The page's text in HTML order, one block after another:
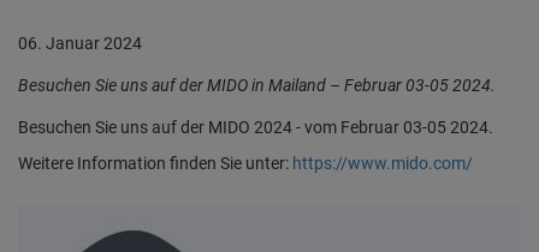
06. Januar 2024
Besuchen Sie uns auf der MIDO in Mailand – Februar 03-05 2024.
Besuchen Sie uns auf der MIDO 2024 - vom Februar 03-05 2024.
Weitere Information finden Sie unter: https://www.mido.com/